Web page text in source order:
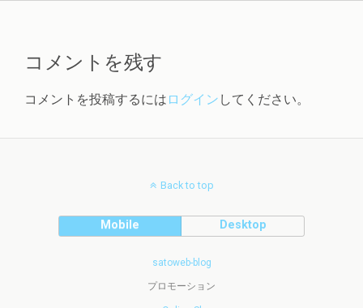
コメントを残す
コメントを投稿するには ログイン してください。
Back to top
Mobile Desktop
satoweb-blog
プロモーション